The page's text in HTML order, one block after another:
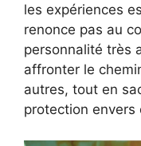
les expériences
renonce pas au
personnalité très
affronter le
autres, tout en
protection